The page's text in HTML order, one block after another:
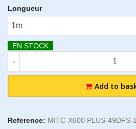
Longueur
EN STOCK
-
Add to
Reference: MITC-X600 PLUS-49DFS-